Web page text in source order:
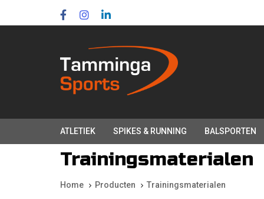
ATLETIEK SPIKES & RUNNING BALSPORTEN
Trainingsmaterialen
Home Producten Trainingsmaterialen